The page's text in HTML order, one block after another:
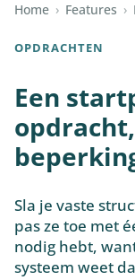
Home › Features ›
OPDRACHTEN
Een
Sla je vaste
pas ze toe met
nodig hebt,
systeem weet